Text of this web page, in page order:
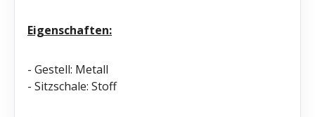
Eigenschaften:
- Gestell: Metall
- Sitzschale: Stoff